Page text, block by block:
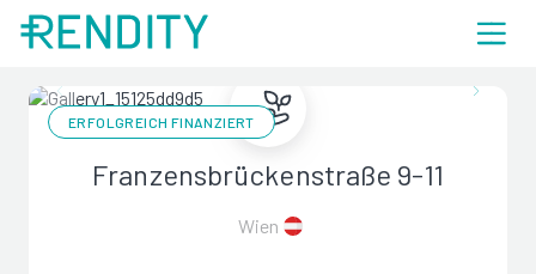
ERFOLGREICH FINANZIERT
Franzensbrückenstraße 9-11
Wien